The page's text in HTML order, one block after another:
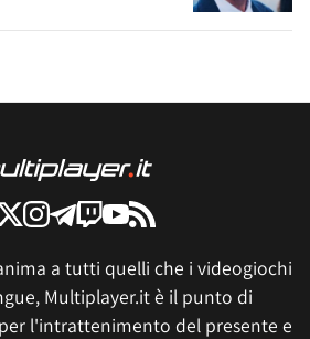
a tutti quelli che i videogiochi
Multiplayer.it è il punto di
l'intrattenimento del presente e